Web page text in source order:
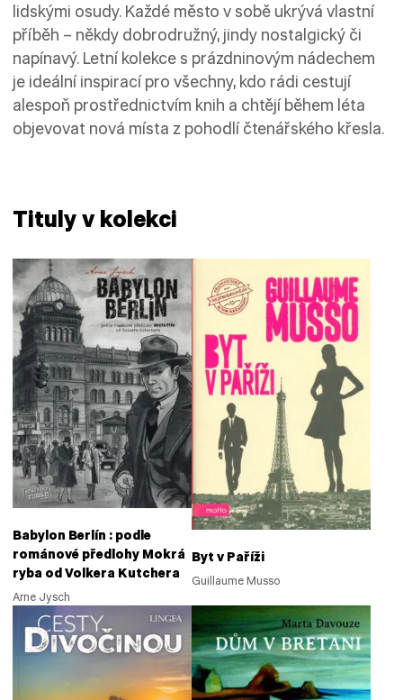
lidskými osudy. Každé město v sobě ukrývá vlastní
příběh – někdy dobrodružný, jindy nostalgický či
napínavý. Letní kolekce s prázdninovým nádechem
je ideální inspirací pro všechny, kdo rádi cestují
alespoň prostřednictvím knih a chtějí během léta
objevovat nová místa z pohodlí čtenářského křesla.
Tituly v kolekci
Babylon Berlín : podle
románové předlohy Mokrá
ryba od Volkera Kutchera
Arne Jysch
Byt v Paříži
Guillaume Musso